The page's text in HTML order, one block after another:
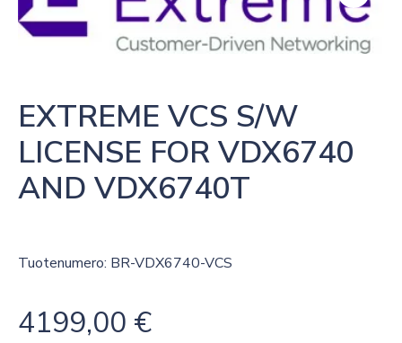
EXTREME VCS S/W
LICENSE FOR VDX6740
AND VDX6740T
Tuotenumero: BR-VDX6740-VCS
4199,00 €